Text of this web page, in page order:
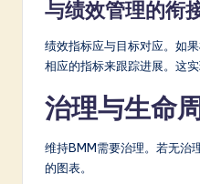
与绩效管理的衔
绩效指标应与目标对应。如
相应的指标来跟踪进展。这
治理与生命
维持BMM需要治理。若无治
的图表。